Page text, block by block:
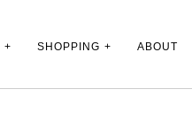
SHOPPING ABOUT